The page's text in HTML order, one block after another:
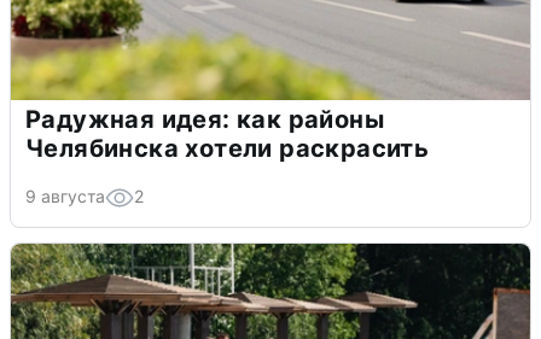
Радужная идея: как районы
Челябинска хотели раскрасить
9 августа 2